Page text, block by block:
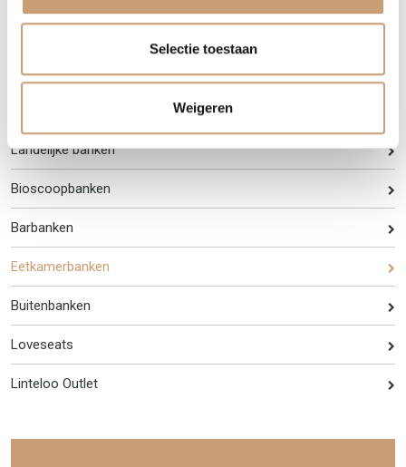
Selectie toestaan
Weigeren
Banken op maat
Luxe banken
Landelijke banken
Bioscoopbanken
Barbanken
Eetkamerbanken
Buitenbanken
Loveseats
Linteloo Outlet